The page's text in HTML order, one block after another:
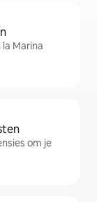
Marina
om je